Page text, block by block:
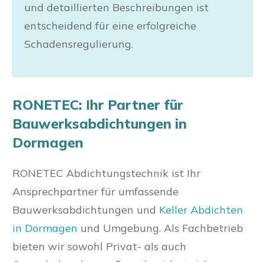
und detaillierten Beschreibungen ist
entscheidend für eine erfolgreiche
Schadensregulierung.
RONETEC: Ihr Partner für
Bauwerksabdichtungen in
Dormagen
RONETEC Abdichtungstechnik ist Ihr
Ansprechpartner für umfassende
Bauwerksabdichtungen und Keller Abdichten
in Dormagen und Umgebung. Als Fachbetrieb
bieten wir sowohl Privat- als auch